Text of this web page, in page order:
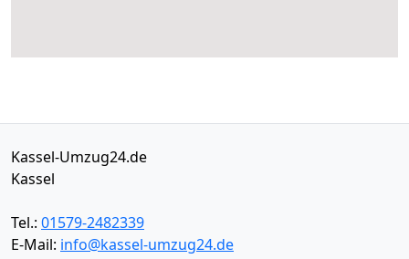
Kassel-Umzug24.de
Kassel
Tel.: 01579-2482339
E-Mail: info@kassel-umzug24.de